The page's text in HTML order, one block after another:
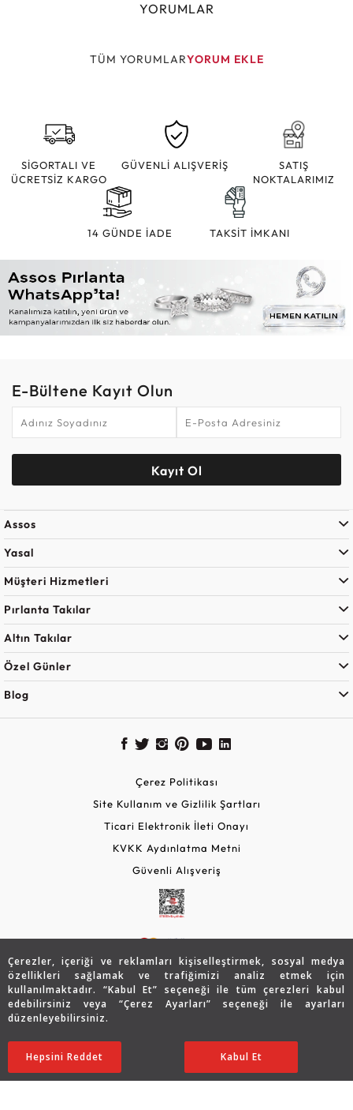
Çerezler, içeriği ve reklamları kişiselleştirmek, sosyal medya
özellikleri sağlamak ve trafiğimizi analiz etmek için
kullanılmaktadır. “Kabul Et” seçeneği ile tüm çerezleri kabul
edebilirsiniz veya “Çerez Ayarları” seçeneği ile ayarları
düzenleyebilirsiniz.
Ayarları Düzenle
Hepsini Reddet Kabul Et
75.684 TL
37.842TL SATIN ALIN
YORUMLAR
TÜM YORUMLARYORUM EKLE
SİGORTALI VE
ÜCRETSİZ KARGO
GÜVENLİ ALIŞVERİŞ
SATIŞ
NOKTALARIMIZ
14 GÜNDE İADE TAKSİT İMKANI
E-Bültene Kayıt Olun
Kayıt Ol
Assos
Yasal
Müşteri Hizmetleri
Pırlanta Takılar
Altın Takılar
Özel Günler
Blog
© 2026 Assos Diamond
Çerez Politikası
Site Kullanım ve Gizlilik Şartları
Ticari Elektronik İleti Onayı
KVKK Aydınlatma Metni
Güvenli Alışveriş
Copyright © 2026 Assos Pırlanta - Bu sitenin tüm hakları